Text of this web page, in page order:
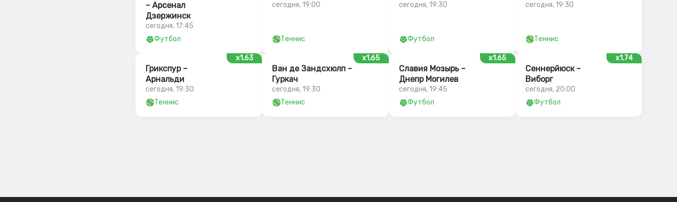
– Арсенал
Дзержинск
сегодня, 17:45
Футбол
сегодня, 19:00
Теннис
сегодня, 19:30
Футбол
сегодня, 19:30
Теннис
x1.63
Грикспур –
Арнальди
сегодня, 19:30
Теннис
x1.65
Ван де Зандсхюлп –
Гуркач
сегодня, 19:30
Теннис
x1.65
Славия Мозырь –
Днепр Могилев
сегодня, 19:45
Футбол
x1.74
Сеннерйюск –
Виборг
сегодня, 20:00
Футбол